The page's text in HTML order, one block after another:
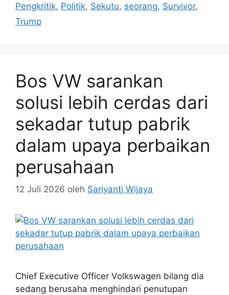
Pengkritik, Politik, Sekutu, seorang, Survivor,
Trump
Bos VW sarankan
solusi lebih cerdas dari
sekadar tutup pabrik
dalam upaya perbaikan
perusahaan
12 Juli 2026 oleh Sariyanti Wijaya
Chief Executive Officer Volkswagen bilang dia
sedang berusaha menghindari penutupan